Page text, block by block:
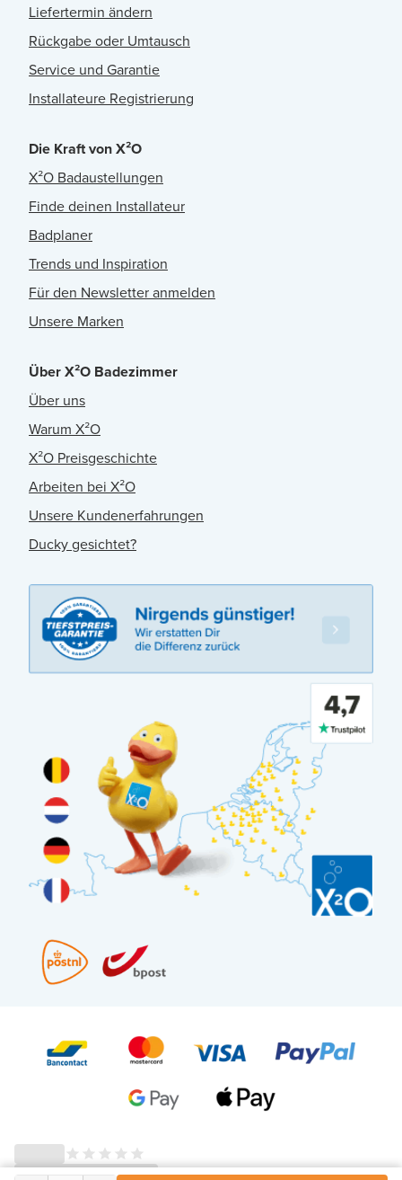
Liefertermin ändern
Rückgabe oder Umtausch
Service und Garantie
Installateure Registrierung
Die Kraft von X²O
X²O Badaustellungen
Finde deinen Installateur
Badplaner
Trends und Inspiration
Für den Newsletter anmelden
Unsere Marken
Über X²O Badezimmer
Über uns
Warum X²O
X²O Preisgeschichte
Arbeiten bei X²O
Unsere Kundenerfahrungen
Ducky gesichtet?